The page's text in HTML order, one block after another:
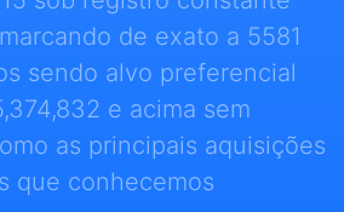
de exato a 5581
sendo alvo preferencial
e acima sem
as principais aquisições
que conhecemos